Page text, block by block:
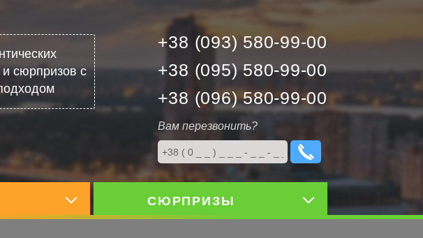
+38 (093) 580-99-00
+38 (095) 580-99-00
+38 (096) 580-99-00
Вам перезвонить?
сюрпризов с
СЮРПРИЗЫ